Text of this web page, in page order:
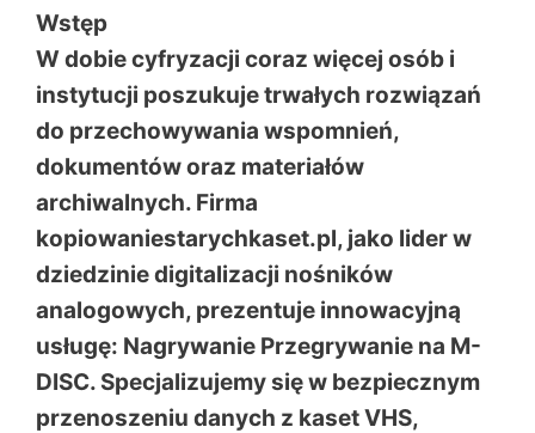
Wstęp
W dobie cyfryzacji coraz więcej osób i
instytucji poszukuje trwałych rozwiązań
do przechowywania wspomnień,
dokumentów oraz materiałów
archiwalnych. Firma
kopiowaniestarychkaset.pl, jako lider w
dziedzinie digitalizacji nośników
analogowych, prezentuje innowacyjną
usługę: Nagrywanie Przegrywanie na M-
DISC. Specjalizujemy się w bezpiecznym
przenoszeniu danych z kaset VHS,